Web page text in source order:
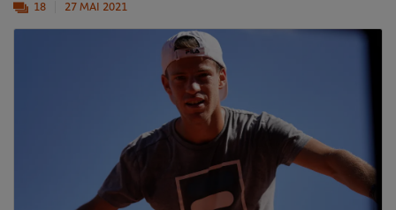
18 27 MAI 2021